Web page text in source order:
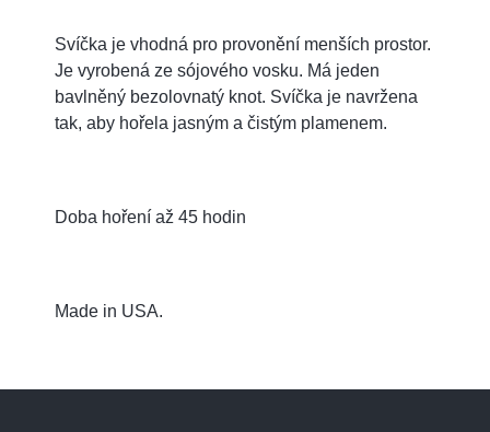
Svíčka je vhodná pro provonění menších prostor.
Je vyrobená ze sójového vosku. Má jeden
bavlněný bezolovnatý knot. Svíčka je navržena
tak, aby hořela jasným a čistým plamenem.
Doba hoření až 45 hodin
Made in USA.